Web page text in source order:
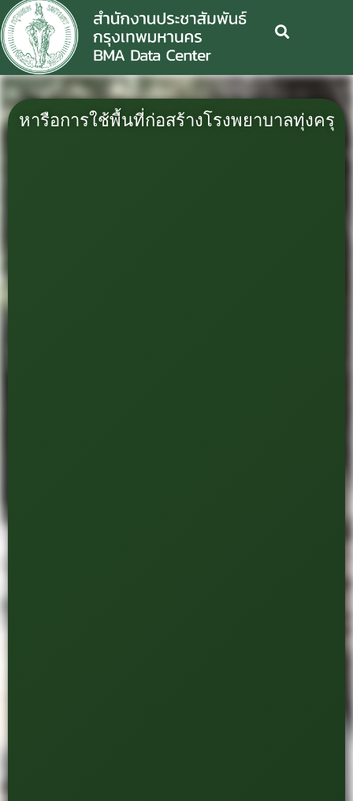
หารือการใช้พื้นที่ก่อสร้างโรงพยาบาลทุ่งครุ